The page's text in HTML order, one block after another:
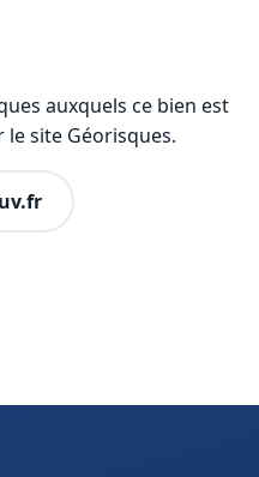
auxquels ce bien est
site Géorisques.